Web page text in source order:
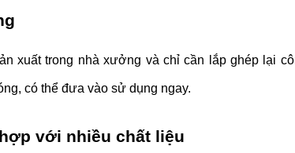
xuất trong nhà xưởng và chỉ cần lắp ghép lại
có thể đưa vào sử dụng ngay.
với nhiều chất liệu